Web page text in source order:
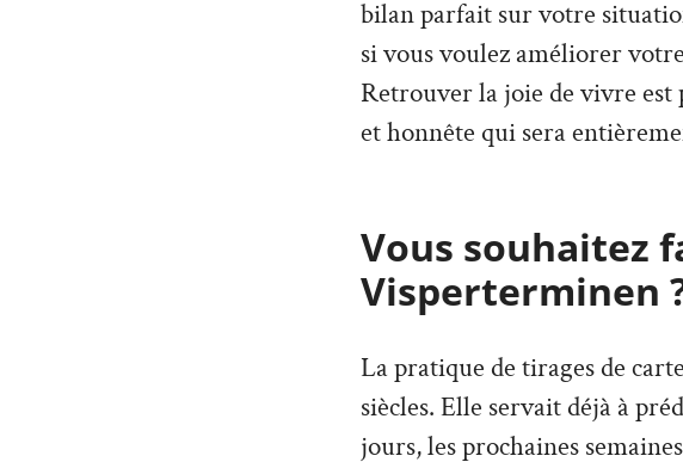
bilan parfait sur votre
si vous voulez améliorer
Retrouver la joie de vivre est
et honnête qui sera
Vous souhaitez
Visperterminen
La pratique de tirages de
siècles. Elle servait déjà à
jours, les prochaines